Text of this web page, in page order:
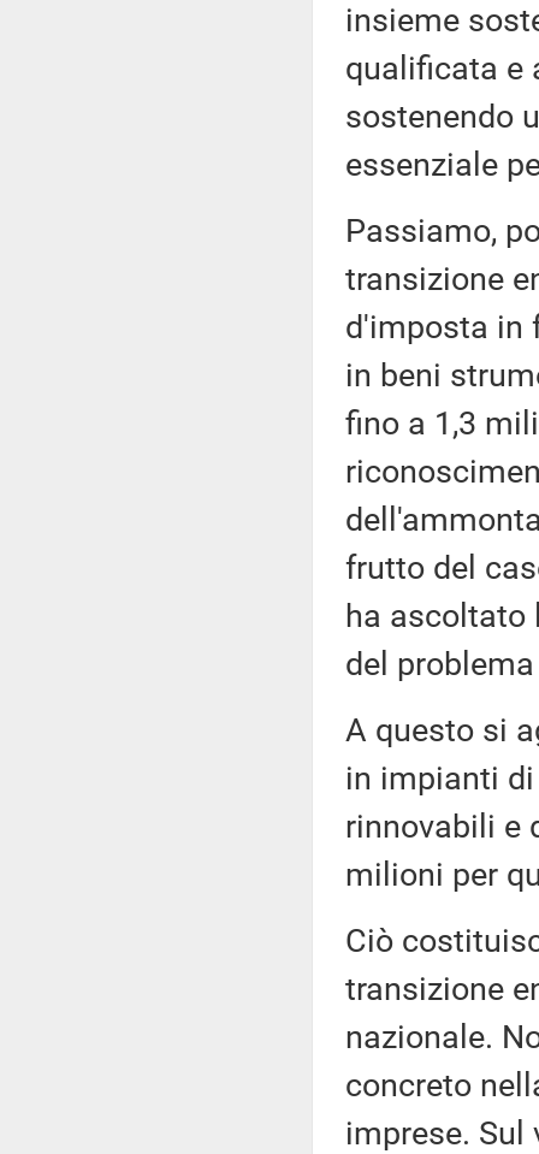
insieme
qualificata e
sostenendo
essenziale
Passiamo,
transizione
d'imposta in
in beni
fino a 1,3
frutto del
ha ascoltato
del
A questo si
in impianti
rinnovabili e
milioni per
Ciò
transizione
nazionale.
concreto
imprese.